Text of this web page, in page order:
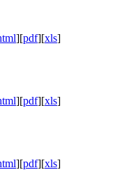
][pdf][xls]
][pdf][xls]
][pdf][xls]